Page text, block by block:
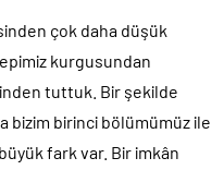
çok daha düşük
kurgusundan
tuttuk. Bir şekilde
bizim birinci bölümümüz ile
fark var. Bir imkân